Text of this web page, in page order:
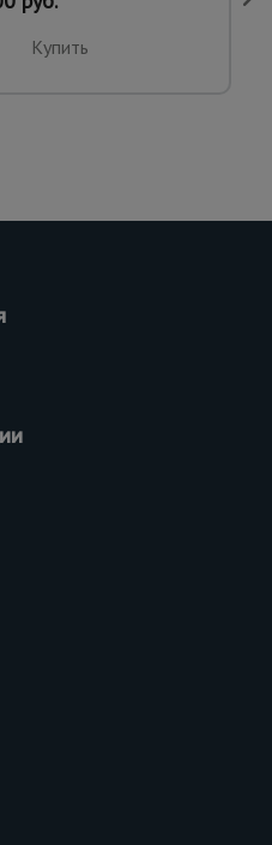
Купить